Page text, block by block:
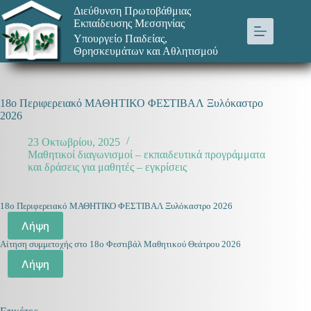
Μετάβαση
στο
περιεχόμενο
Διεύθυνση Πρωτοβάθμιας
Εκπαίδευσης Μεσσηνίας
Υπουργείο Παιδείας,
Θρησκευμάτων και Αθλητισμού
18ο Περιφερειακό ΜΑΘΗΤΙΚΟ ΦΕΣΤΙΒΑΛ Ξυλόκαστρο
2026
23 Οκτωβρίου, 2025
Μαθητικοί διαγωνισμοί – εκπαιδευτικά προγράμματα
και δράσεις για μαθητές – εγκρίσεις
18ο Περιφερειακό ΜΑΘΗΤΙΚΟ ΦΕΣΤΙΒΑΛ Ξυλόκαστρο 2026
Λήψη
Αίτηση συμμετοχής στο 18ο Φεστιβάλ Μαθητικού Θεάτρου 2026
Λήψη